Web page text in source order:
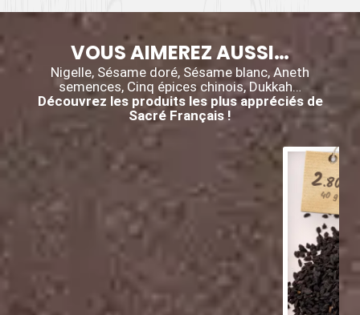
VOUS AIMEREZ AUSSI…
Nigelle, Sésame doré, Sésame blanc, Aneth
semences, Cinq épices chinois, Dukkah…
Découvrez les produits les plus appréciés de
Sacré Français !
2.80
40 g